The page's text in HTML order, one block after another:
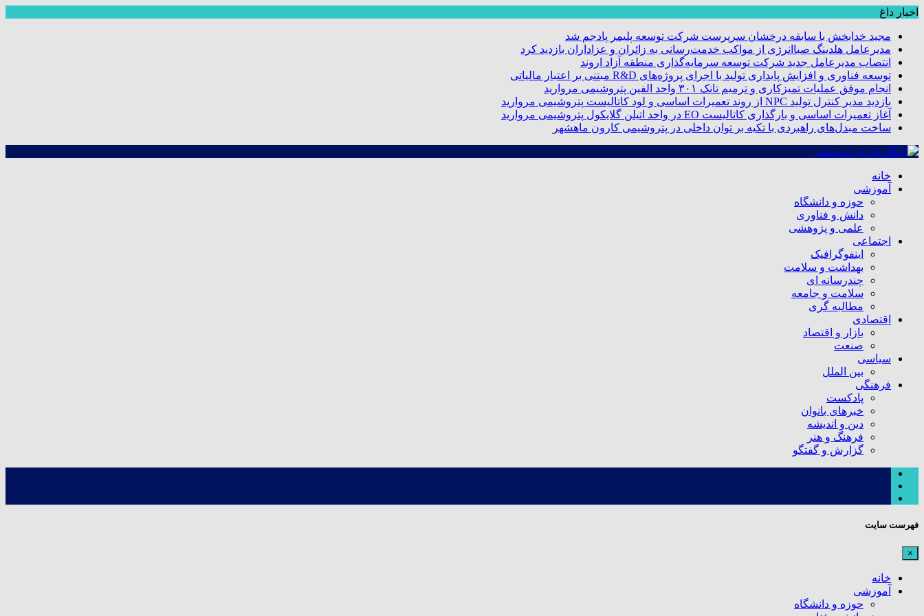
اخبار داغ
مجید خدابخش با سابقه درخشان سرپرست شرکت توسعه پلیمر پادجم شد
مدیرعامل هلدینگ صباانرژی از مواکب خدمت‌رسانی به زائران و عزاداران بازدید کرد
انتصاب مدیرعامل جدید شرکت توسعه سرمایه‌گذاری منطقه آزاد اروند
توسعه فناوری و افزایش پایداری تولید با اجرای پروژه‌های R&D مبتنی بر اعتبار مالیاتی
انجام موفق عملیات تمیزکاری و ترمیم تانک ۳۰۱ واحد الفین پتروشیمی مروارید
بازدید مدیر کنترل تولید NPC از روند تعمیرات اساسی و لود کاتالیست پتروشیمی مروارید
آغاز تعمیرات اساسی و بارگذاری کاتالیست EO در واحد اتیلن گلایکول پتروشیمی مروارید
ساخت مبدل‌های راهبردی با تکیه بر توان داخلی در پتروشیمی کارون ماهشهر
خانه
آموزشی
حوزه و دانشگاه
دانش و فناوری
علمی و پژوهشی
اجتماعی
اینفوگرافیک
بهداشت و سلامت
چندرسانه ای
سلامت و جامعه
مطالبه گری
اقتصادی
بازار و اقتصاد
صنعت
سیاسی
بین الملل
فرهنگی
پادکست
خبرهای بانوان
دین و اندیشه
فرهنگ و هنر
گزارش و گفتگو
فهرست سایت
×
خانه
آموزشی
حوزه و دانشگاه